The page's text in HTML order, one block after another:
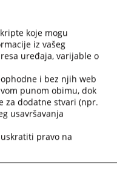
vijesti
koje mogu
iz vašeg
uređaja, varijable o
i bez njih web
punom obimu, dok
za dodatne stvari (npr.
usavršavanja
pravo na